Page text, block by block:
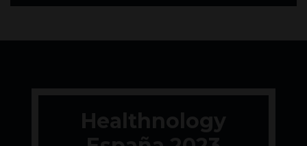
Healthnology